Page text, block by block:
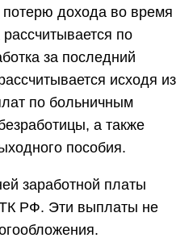
дохода во время
по
за последний
исходя из
по больничным
а также
пособия.
заработной платы
ТК РФ. Эти выплаты не